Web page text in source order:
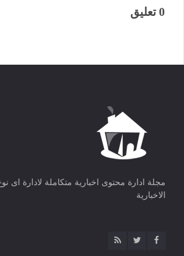
0 تعليق
مجلة ادارة محتوى اخبارية متكاملة لادارة اى
الاخبارية